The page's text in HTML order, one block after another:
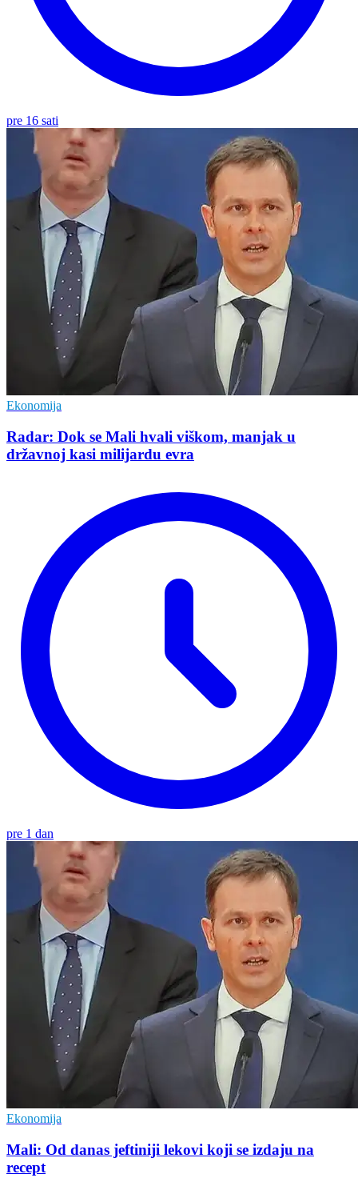
pre 16 sati
Ekonomija
Radar: Dok se Mali hvali viškom, manjak u
državnoj kasi milijardu evra
pre 1 dan
Ekonomija
Mali: Od danas jeftiniji lekovi koji se izdaju na
recept